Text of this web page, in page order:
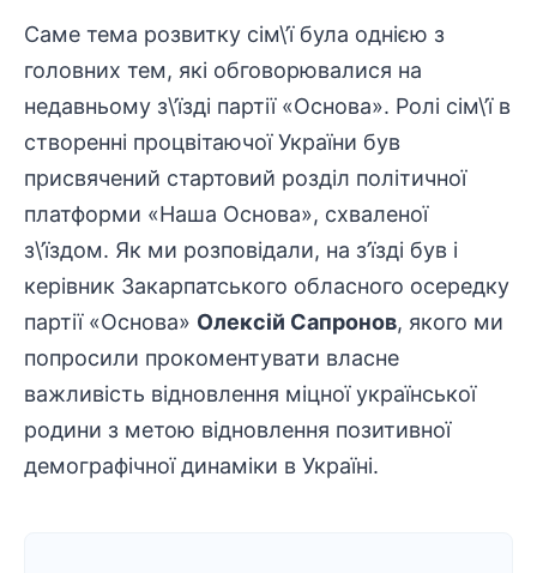
Саме тема розвитку сім\’ї була однією з
головних тем, які обговорювалися на
недавньому з\’їзді партії «Основа». Ролі сім\’ї в
створенні процвітаючої України був
присвячений стартовий розділ політичної
платформи «Наша Основа», схваленої
з\’їздом. Як ми розповідали, на з’їзді був і
керівник Закарпатського обласного осередку
партії «Основа» Олексій Сапронов, якого ми
попросили прокоментувати власне
важливість відновлення міцної української
родини з метою відновлення позитивної
демографічної динаміки в Україні.